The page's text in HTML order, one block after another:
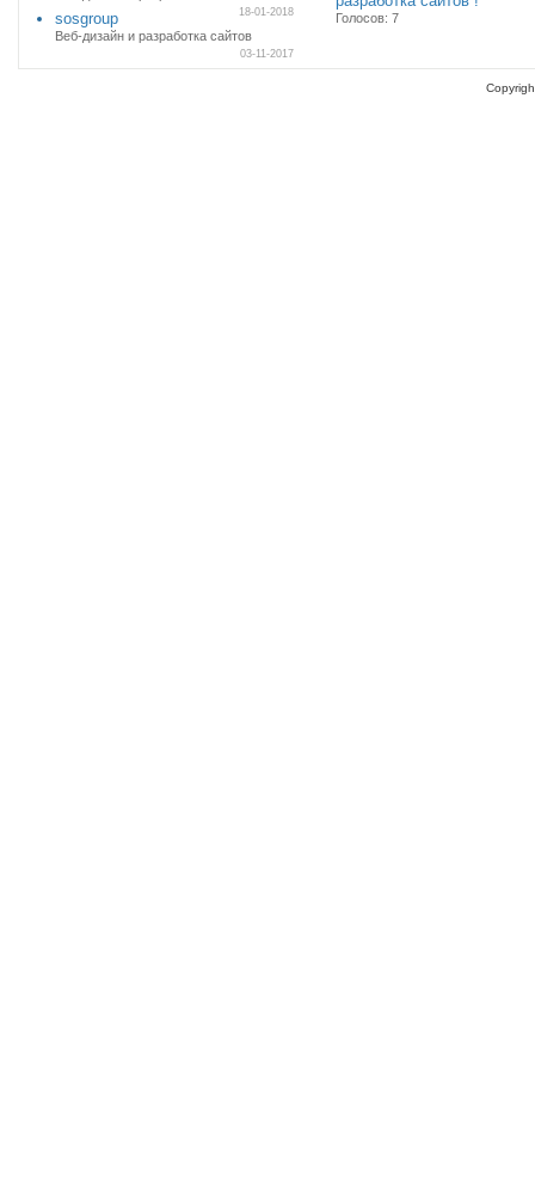
18-01-2018
sosgroup
Веб-дизайн и разработка сайтов
03-11-2017
Голосов: 7